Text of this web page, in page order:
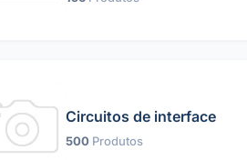
Circuitos de interface
500 Produtos